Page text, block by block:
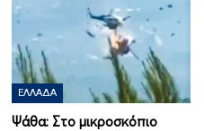
ΕΛΛΆΔΑ
Ψάθα: Στο μικροσκόπιο